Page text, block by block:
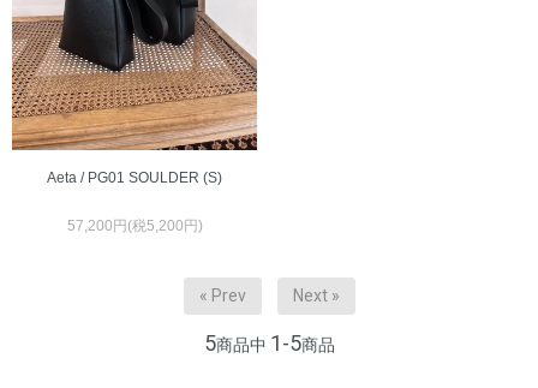
Aeta / PG01 SOULDER (S)
57,200円(税5,200円)
« Prev Next »
5商品中 1-5商品